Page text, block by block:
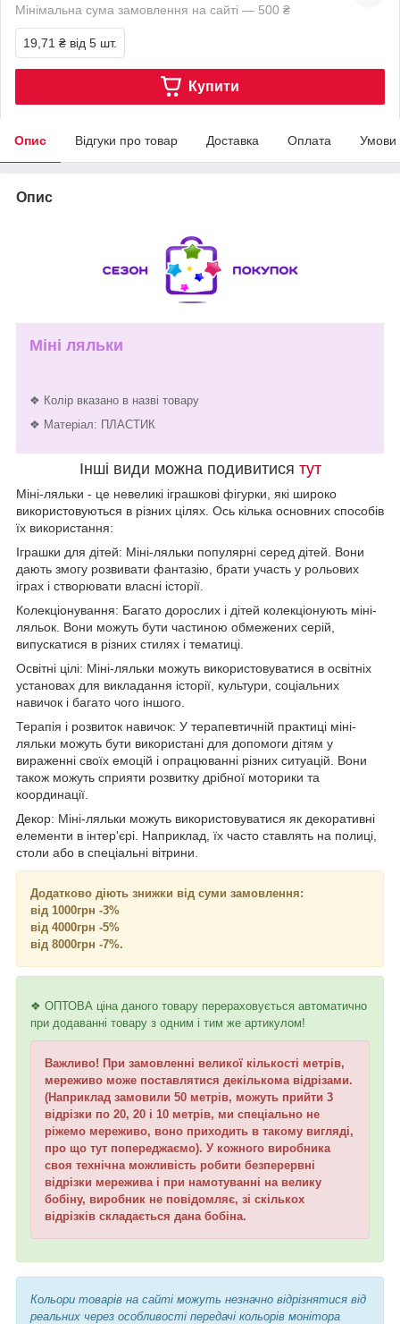
Мінімальна сума замовлення на сайті — 500 ₴
19,71 ₴ від 5 шт.
Купити
Опис Відгуки про товар Доставка Оплата Умови
Опис
Міні ляльки
❖ Колір вказано в назві товару
❖ Матеріал: ПЛАСТИК
Інші види можна подивитися тут
Міні-ляльки - це невеликі іграшкові фігурки, які широко
використовуються в різних цілях. Ось кілька основних способів
їх використання:
Іграшки для дітей: Міні-ляльки популярні серед дітей. Вони
дають змогу розвивати фантазію, брати участь у рольових
іграх і створювати власні історії.
Колекціонування: Багато дорослих і дітей колекціонують міні-
ляльок. Вони можуть бути частиною обмежених серій,
випускатися в різних стилях і тематиці.
Освітні цілі: Міні-ляльки можуть використовуватися в освітніх
установах для викладання історії, культури, соціальних
навичок і багато чого іншого.
Терапія і розвиток навичок: У терапевтичній практиці міні-
ляльки можуть бути використані для допомоги дітям у
вираженні своїх емоцій і опрацюванні різних ситуацій. Вони
також можуть сприяти розвитку дрібної моторики та
координації.
Декор: Міні-ляльки можуть використовуватися як декоративні
елементи в інтер'єрі. Наприклад, їх часто ставлять на полиці,
столи або в спеціальні вітрини.
Додатково діють знижки від суми замовлення:
від 1000грн -3%
від 4000грн -5%
від 8000грн -7%.
❖ ОПТОВА ціна даного товару перераховується автоматично
при додаванні товару з одним і тим же артикулом!
Важливо! При замовленні великої кількості метрів,
мереживо може поставлятися декількома відрізами.
(Наприклад замовили 50 метрів, можуть прийти 3
відрізки по 20, 20 і 10 метрів, ми спеціально не
ріжемо мереживо, воно приходить в такому вигляді,
про що тут попереджаємо). У кожного виробника
своя технічна можливість робити безперервні
відрізки мережива і при намотуванні на велику
бобіну, виробник не повідомляє, зі скількох
відрізків складається дана бобіна.
Кольори товарів на сайті можуть незначно відрізнятися від
реальних через особливості передачі кольорів монітора